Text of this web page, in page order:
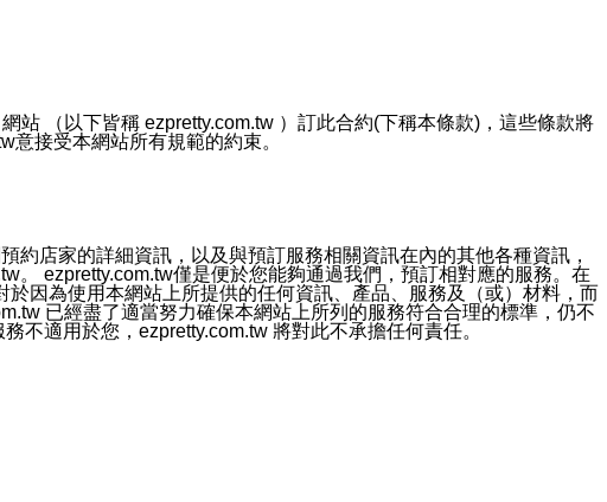
條件者，將可收到通知型訊息。
站 （以下皆稱 ezpretty.com.tw ）訂此合約(下稱本條款)，這些條款將
接受本網站所有規範的約束。
店家的詳細資訊，以及與預訂服務相關資訊在內的其他各種資訊，
。 ezpretty.com.tw僅是便於您能夠通過我們，預訂相對應的服務。在
因為使用本網站上所提供的任何資訊、產品、服務及（或）材料，而
已經盡了適當努力確保本網站上所列的服務符合合理的標準，仍不
不適用於您，ezpretty.com.tw 將對此不承擔任何責任。